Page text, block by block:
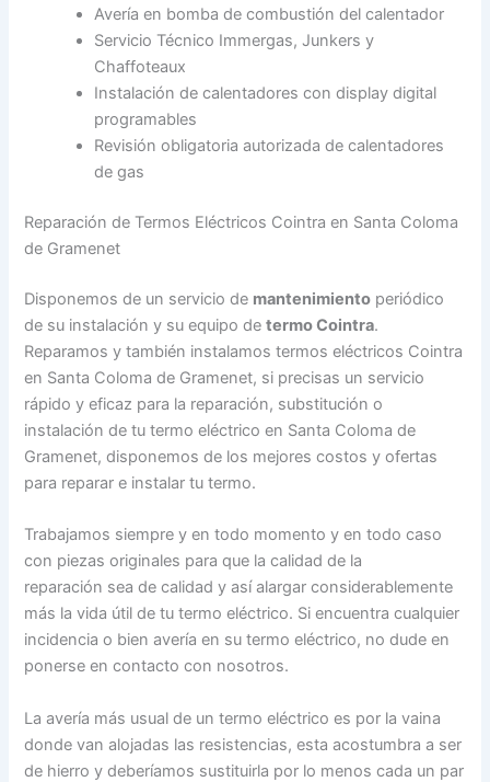
Avería en bomba de combustión del calentador
Servicio Técnico Immergas, Junkers y
Chaffoteaux
Instalación de calentadores con display digital
programables
Revisión obligatoria autorizada de calentadores
de gas
Reparación de Termos Eléctricos Cointra en Santa Coloma
de Gramenet
Disponemos de un servicio de mantenimiento periódico
de su instalación y su equipo determo Cointra.
Reparamos y también instalamos termos eléctricos Cointra
en Santa Coloma de Gramenet, si precisas un servicio
rápido y eficaz para la reparación, substitución o
instalación de tu termo eléctrico en Santa Coloma de
Gramenet, disponemos de los mejores costos y ofertas
para reparar e instalar tu termo.
Trabajamos siempre y en todo momento y en todo caso
con piezas originales para que la calidad de la
reparación sea de calidad y así alargar considerablemente
más la vida útil de tu termo eléctrico. Si encuentra cualquier
incidencia o bien avería en su termo eléctrico, no dude en
ponerse en contacto con nosotros.
La avería más usual de un termo eléctrico es por la vaina
donde van alojadas las resistencias, esta acostumbra a ser
de hierro y deberíamos sustituirla por lo menos cada un par